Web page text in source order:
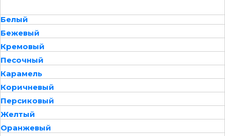
Белый
Бежевый
Кремовый
Песочный
Карамель
Коричневый
Персиковый
Желтый
Оранжевый